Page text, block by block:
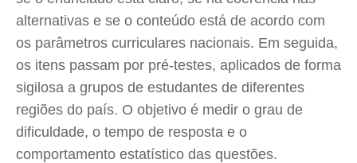
alternativas e se o conteúdo está de acordo com
os parâmetros curriculares nacionais. Em seguida,
os itens passam por pré-testes, aplicados de forma
sigilosa a grupos de estudantes de diferentes
regiões do país. O objetivo é medir o grau de
dificuldade, o tempo de resposta e o
comportamento estatístico das questões.